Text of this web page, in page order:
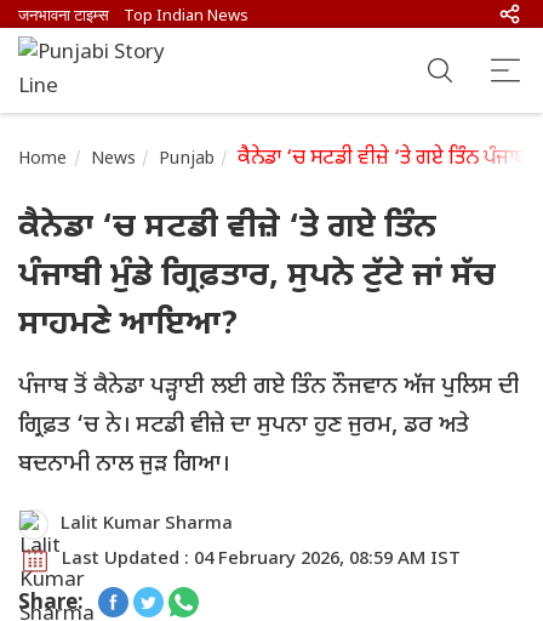
जनभावना टाइम्स Top Indian News
Home News Punjab ਕੈਨੇਡਾ ‘ਚ ਸਟਡੀ ਵੀਜ਼ੇ ‘ਤੇ ਗਏ ਤਿੰਨ
ਕੈਨੇਡਾ ‘ਚ ਸਟਡੀ ਵੀਜ਼ੇ ‘ਤੇ ਗਏ ਤਿੰਨ
ਪੰਜਾਬੀ ਮੁੰਡੇ ਗ੍ਰਿਫ਼ਤਾਰ, ਸੁਪਨੇ ਟੁੱਟੇ ਜਾਂ ਸੱਚ
ਸਾਹਮਣੇ ਆਇਆ?
ਪੰਜਾਬ ਤੋਂ ਕੈਨੇਡਾ ਪੜ੍ਹਾਈ ਲਈ ਗਏ ਤਿੰਨ ਨੌਜਵਾਨ ਅੱਜ ਪੁਲਿਸ ਦੀ
ਗ੍ਰਿਫ਼ਤ ‘ਚ ਨੇ। ਸਟਡੀ ਵੀਜ਼ੇ ਦਾ ਸੁਪਨਾ ਹੁਣ ਜੁਰਮ, ਡਰ ਅਤੇ
ਬਦਨਾਮੀ ਨਾਲ ਜੁੜ ਗਿਆ।
Lalit Kumar Sharma
Last Updated : 04 February 2026, 08:59 AM IST
Share: